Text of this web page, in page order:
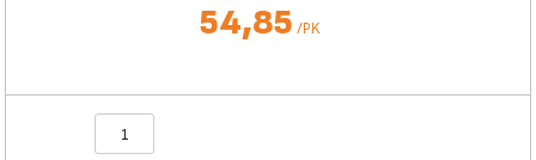
54,85 /PK